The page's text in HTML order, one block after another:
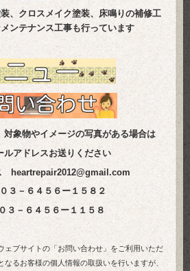
、クロスメイク塗装、床鳴りの補修工
ンテナンス工事も行っています
対象物やイメージの写真がある場合は
ルアドレスお送りください
heartrepair2012@gmail.com
３－６４５６ー１５８２
３－６４５６ー１１５８
ェブサイトの「お問い合わせ」をご利用いただ
なるお客様の個人情報の取扱いを行いますが、